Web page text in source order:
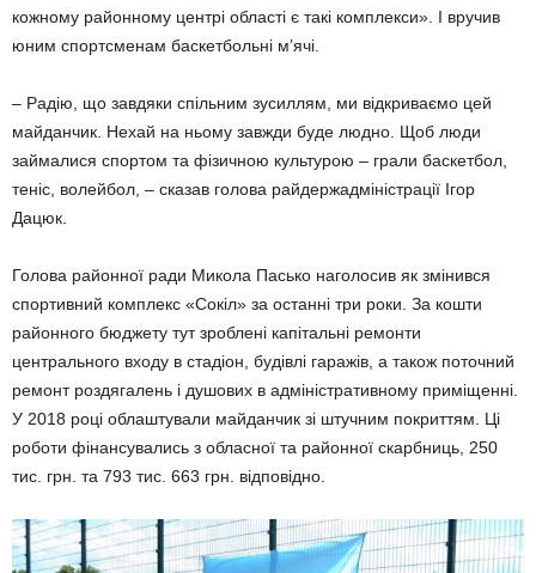
кожному районному центрі області є такі комплекси». І вручив
юним спортсменам баскетбольні м’ячі.
– Радію, що завдяки спільним зусиллям, ми відкриваємо цей
майданчик. Нехай на ньому завжди буде людно. Щоб люди
займалися спортом та фізичною культурою – грали баскетбол,
теніс, волейбол, – сказав голова райдержадміністрації Ігор
Дацюк.
Голова районної ради Микола Пасько наголосив як змінився
спортивний комплекс «Сокіл» за останні три роки. За кошти
районного бюджету тут зроблені капітальні ремонти
центрального входу в стадіон, будівлі гаражів, а також поточний
ремонт роздягалень і душових в адміністративному приміщенні.
У 2018 році облаштували майданчик зі штучним покриттям. Ці
роботи фінансувались з обласної та районної скарбниць, 250
тис. грн. та 793 тис. 663 грн. відповідно.